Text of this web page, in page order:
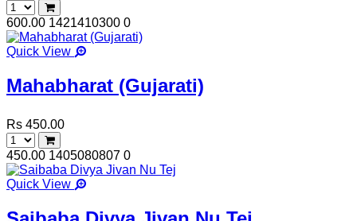
600.00 1421410300 0
Quick View
Mahabharat (Gujarati)
Rs 450.00
450.00 1405080807 0
Quick View